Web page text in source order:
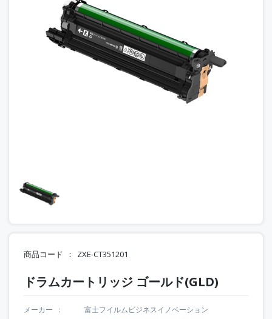
商品コード ZXE-CT351201
ドラムカートリッジ ゴールド(GLD)
メーカー
富士フイルムビジネスイノベーション